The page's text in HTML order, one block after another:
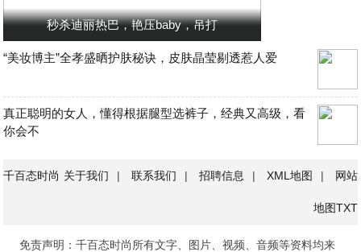
秒杀迪丽热巴，艳压baby，吊打
“美妆博主”全孝盛晒护肤秘诀，皮肤晶莹剔透惹人爱
真正聪明的女人，懂得根据腿型选裤子，经典又高级，看
你会不
千百态时尚 关于我们 | 联系我们 | 招聘信息 | XML地图 | 网站
地图TXT
免责声明：千百态时尚所有文字、图片、视频、音频等资料均来